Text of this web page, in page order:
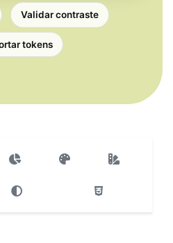
Validar contraste
tokens